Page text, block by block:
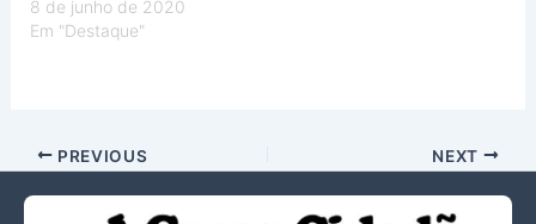
8 de junho de 2020
Em "Destaque"
PREVIOUS NEXT